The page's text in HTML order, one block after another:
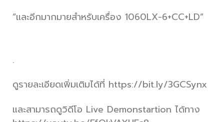
“และอีกมากมายสำหรับเครื่อง 1060LX-6+CC+LD”
.
ดูรายละเอียดเพิ่มเติมได้ที่ https://bit.ly/3GCSynx
และสามารถดูวิดีโอ Live Demonstartion ได้ทาง